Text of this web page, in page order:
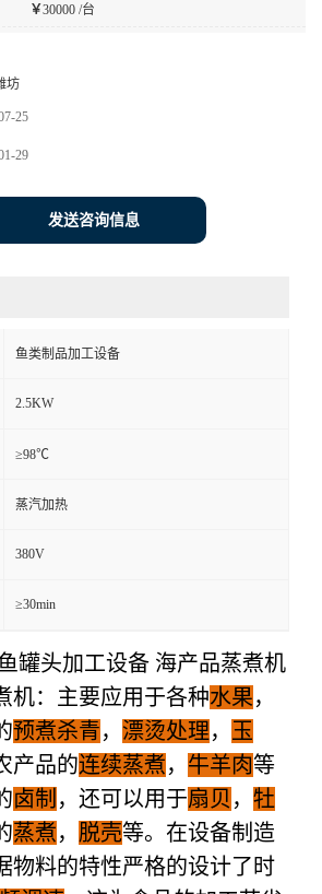
￥30000 /台
坊
25
29
发送咨询信息
鱼类制品加工设备
2.5KW
≥98℃
蒸汽加热
380V
≥30min
罐头加工设备 海产品蒸煮机
： 主要应用于各种水果，
预煮杀青， 漂烫处理， 玉
产品的连续蒸煮， 牛羊肉等
卤制 ，还可以用于扇贝 ， 牡
蒸煮， 脱壳等。在设备制造
物料的特性严格的设计了时